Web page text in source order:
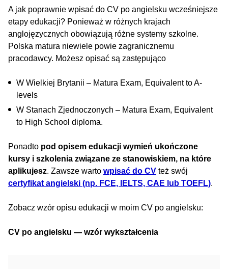
A jak poprawnie wpisać do CV po angielsku wcześniejsze
etapy edukacji? Ponieważ w różnych krajach
anglojęzycznych obowiązują różne systemy szkolne.
Polska matura niewiele powie zagranicznemu
pracodawcy. Możesz opisać są zastępująco
W Wielkiej Brytanii – Matura Exam, Equivalent to A-
levels
W Stanach Zjednoczonych – Matura Exam, Equivalent
to High School diploma.
Ponadto pod opisem edukacji wymień ukończone
kursy i szkolenia związane ze stanowiskiem, na które
aplikujesz. Zawsze warto wpisać do CV też swój
certyfikat angielski (np. FCE, IELTS, CAE lub TOEFL).
Zobacz wzór opisu edukacji w moim CV po angielsku:
CV po angielsku — wzór wykształcenia